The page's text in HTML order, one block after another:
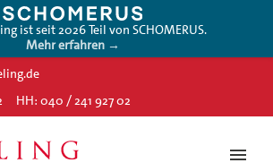
ist seit 2026 Teil von SCHOMERUS.
Mehr erfahren →
HH: 040 / 241 927 02